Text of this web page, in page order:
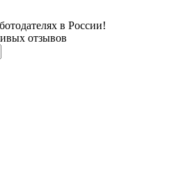
в России!
отзывов